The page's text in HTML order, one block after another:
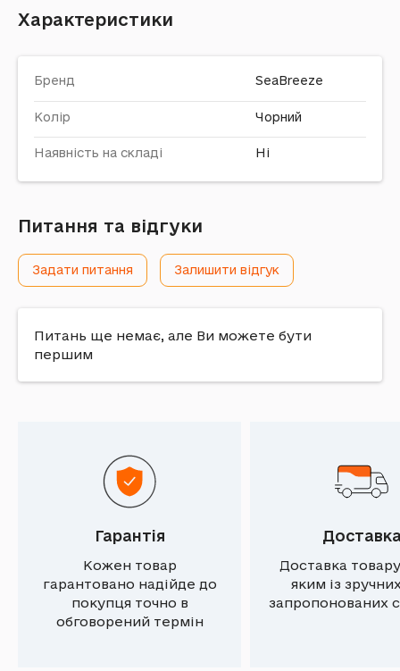
Характеристики
Бренд SeaBreeze
Колір Чорний
Наявність на складі Ні
Питання та відгуки
Задати питання Залишити відгук
Питань ще немає, але Ви можете бути
першим
Гарантія
Кожен товар
гарантовано надійде до
покупця точно в
обговорений термін
Доставка
яким із
запропонованих